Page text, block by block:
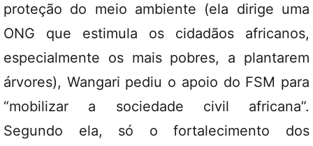
proteção do meio ambiente (ela dirige uma
ONG que estimula os cidadãos africanos,
especialmente os mais pobres, a plantarem
árvores), Wangari pediu o apoio do FSM para
“mobilizar a sociedade civil africana”.
Segundo ela, só o fortalecimento dos